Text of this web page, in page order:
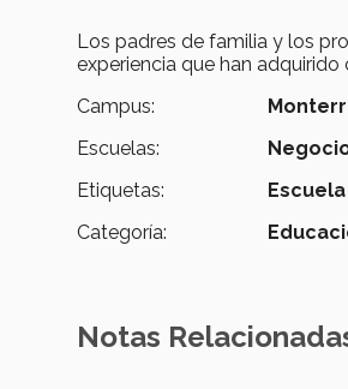
Los padres de familia y los
experiencia que han
Campus:
Escuelas:
Etiquetas:
Categoría:
Notas